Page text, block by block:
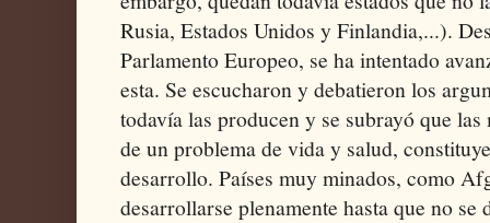
Rusia, Estados Unidos y Finlandia,...).
Parlamento Europeo, se ha intentado
esta. Se escucharon y debatieron los
todavía las producen y se subrayó que las
de un problema de vida y salud,
desarrollo. Países muy minados, como
desarrollarse plenamente hasta que no se